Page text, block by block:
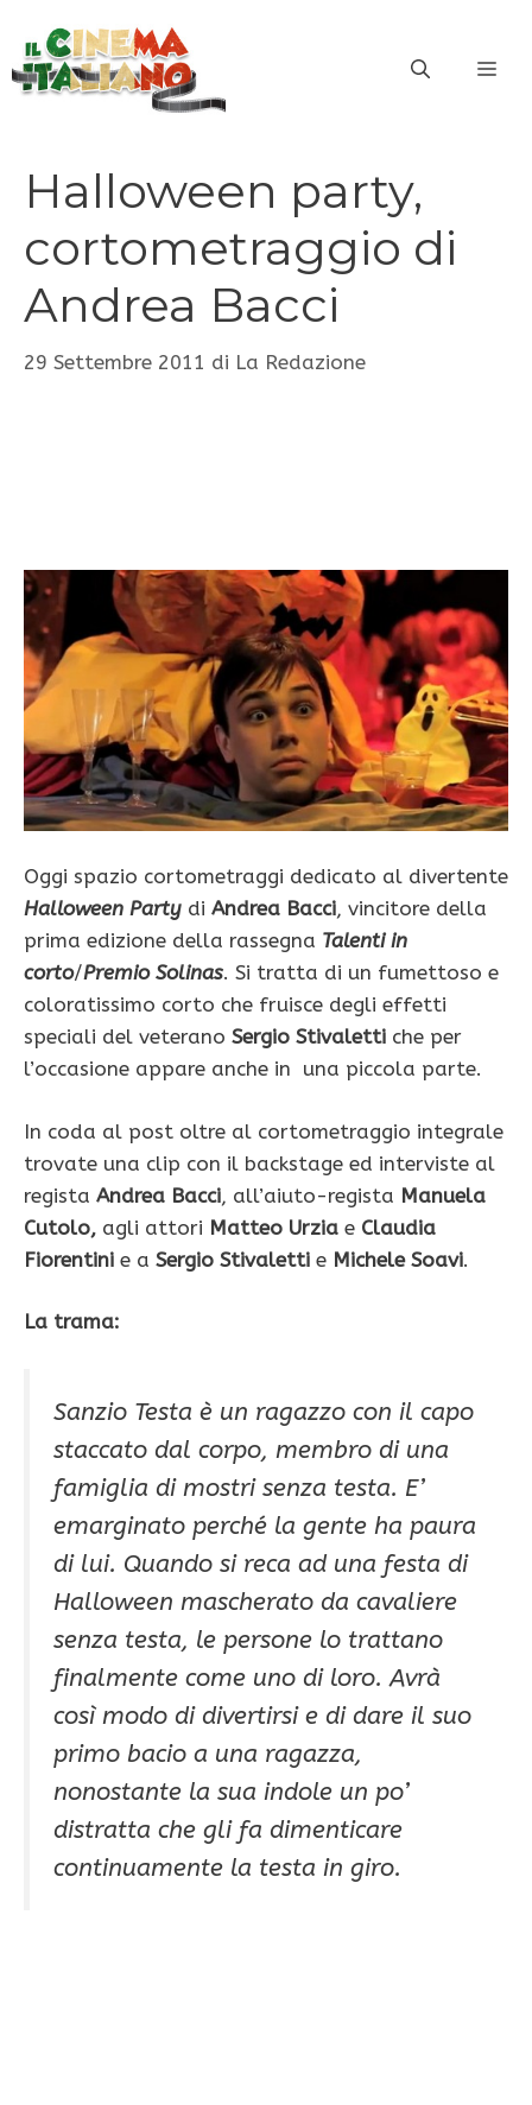
contenuto
Halloween party,
cortometraggio di
Andrea Bacci
29 Settembre 2011 di La Redazione
Oggi spazio cortometraggi dedicato al divertente
Halloween Party di Andrea Bacci, vincitore della
prima edizione della rassegna Talenti in
corto/Premio Solinas. Si tratta di un fumettoso e
coloratissimo corto che fruisce degli effetti
speciali del veterano Sergio Stivaletti che per
l’occasione appare anche in una piccola parte.
In coda al post oltre al cortometraggio integrale
trovate una clip con il backstage ed interviste al
regista Andrea Bacci, all’aiuto-regista Manuela
Cutolo, agli attori Matteo Urzia e Claudia
Fiorentini e a Sergio Stivaletti e Michele Soavi.
La trama:
Sanzio Testa è un ragazzo con il capo
staccato dal corpo, membro di una
famiglia di mostri senza testa. E’
emarginato perché la gente ha paura
di lui. Quando si reca ad una festa di
Halloween mascherato da cavaliere
senza testa, le persone lo trattano
finalmente come uno di loro. Avrà
così modo di divertirsi e di dare il suo
primo bacio a una ragazza,
nonostante la sua indole un po’
distratta che gli fa dimenticare
continuamente la testa in giro.